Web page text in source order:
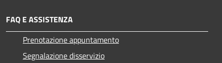
FAQ E ASSISTENZA
Prenotazione appuntamento
Segnalazione disservizio